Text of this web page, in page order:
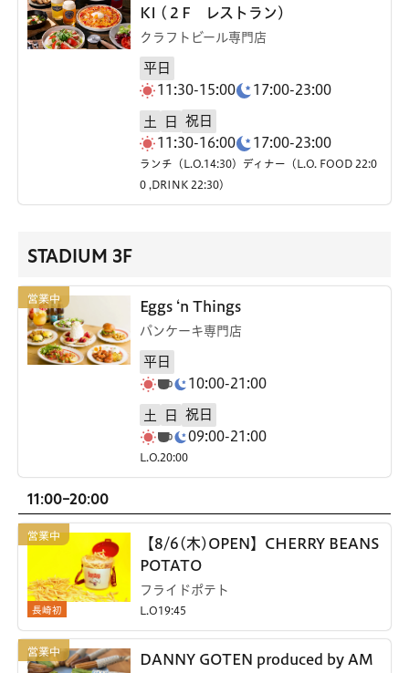
KI (２F レストラン)
クラフトビール専門店
平日
11:30-15:00
17:00-23:00
土 日
祝日
11:30-16:00
17:00-23:00
ランチ（L.O.14:30）ディナー（L.O. FOOD 22:0
0 ,DRINK 22:30）
STADIUM 3F
Eggs ‘n Things
パンケーキ専門店
平日
10:00-21:00
土 日
祝日
09:00-21:00
L.O.20:00
11:00-20:00
長崎初
【8/6(木)OPEN】CHERRY BEANS
POTATO
フライドポテト
L.O19:45
DANNY GOTEN produced by AM